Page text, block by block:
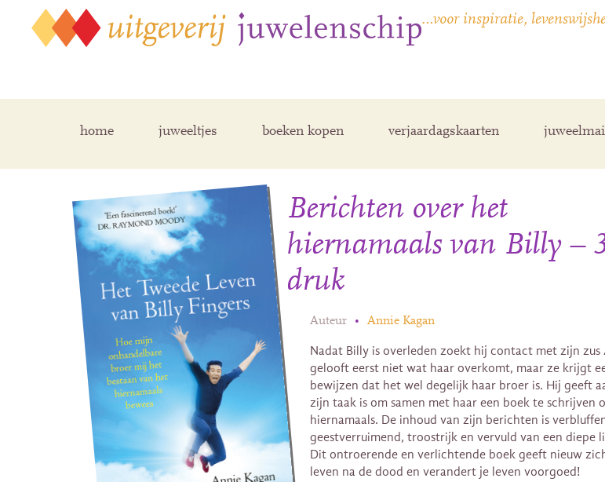
…voor inspiratie,
home juweeltjes boeken kopen verjaardagskaarten
Berichten over het
hiernamaals van Billy –
druk
Auteur • Annie Kagan
Nadat Billy is overleden zoekt hij contact met zijn zus
gelooft eerst niet wat haar overkomt, maar ze krijgt
bewijzen dat het wel degelijk haar broer is. Hij geeft
zijn taak is om samen met haar een boek te schrijven
hiernamaals. De inhoud van zijn berichten is
geestverruimend, troostrijk en vervuld van een diepe
Dit ontroerende en verlichtende boek geeft nieuw
leven na de dood en verandert je leven voorgoed!